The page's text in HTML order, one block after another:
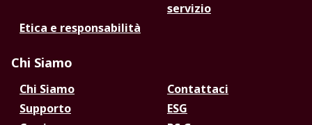
servizio
Etica e responsabilità
Chi Siamo
Chi Siamo
Contattaci
Supporto
ESG